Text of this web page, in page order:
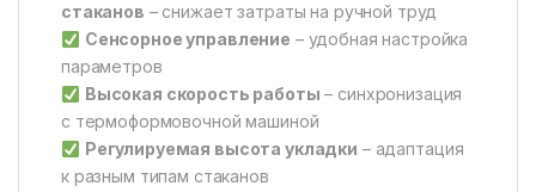
стаканов – снижает затраты на ручной труд
Сенсорное управление – удобная настройка
параметров
Высокая скорость работы – синхронизация
с термоформовочной машиной
Регулируемая высота укладки – адаптация
к разным типам стаканов